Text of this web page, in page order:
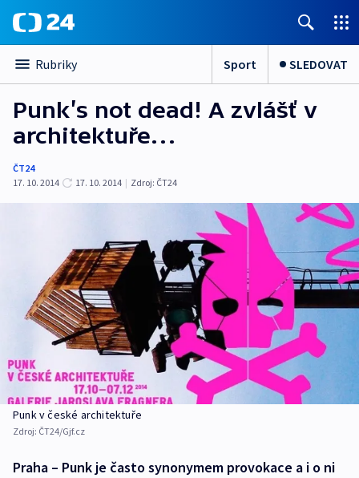
Rubriky Sport SLEDOVAT
Punk’s not dead! A zvlášť v
architektuře…
ČT24
17. 10. 2014
17. 10. 2014 | Zdroj: ČT24
Punk v české architektuře
Zdroj: ČT24/Gjf.cz
Praha – Punk je často synonymem provokace a i o ni